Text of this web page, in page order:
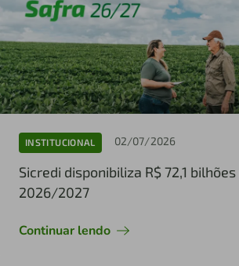
INSTITUCIONAL 02/07/2026
Sicredi disponibiliza R$ 72,1
2026/2027
Continuar lendo